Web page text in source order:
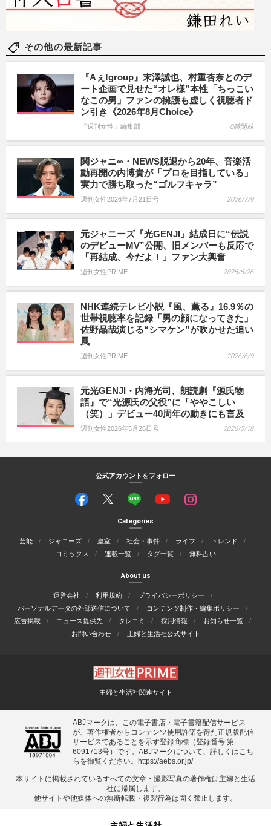
その他の最新記事
『Aぇ!group』末澤誠也、村重杏奈とのデ
ート企画で見せた“オレ様”本性「ちっこい
なこの男」ファンの擁護も虚しく視聴者ド
ン引き《2026年8月Choice》
『週刊女性』編集部 0時間前
関ジャニ∞・NEWS脱退から20年、音楽活
動再開の内博貴が「プロを目指している」
実力で勝ち取った“ゴルフキャラ”
週刊女性2026年7月21日号 2026/7/9
元ジャニーズ『光GENJI』結成日に“伝説
のデビューMV”公開、旧メンバーも反応で
「再結成、今だよ！」ファン大興奮
週刊女性PRIME 2026/6/26
NHK連続テレビ小説『風、薫る』16.9％の
世帯視聴率を記録「男の顔になってきた」
佐野晶哉演じる“シマケン”が吹かせた追い
風
週刊女性PRIME 2026/6/9
元光GENJI・内海光司、朗読劇『源氏物
語』で“光源氏の父役”に「ややこしい
（笑）」デビュー40周年の動きにも言及
週刊女性2026年5月26日号 2026/5/18
公式アカウントをフォロー
Categories
芸能 ジャニーズ 皇室 社会・事件 ライフ
トレンド
コミックス
連載一覧 タグ一覧 無料占い
About us
運営会社 利用規約
プライバシーポリシー
パーソナルデータの外部送信について
コンテンツ制作・編集ポリシー
広告掲載
ニュース提供先 タレコミ 採用情報
お知らせ一覧
お問い合わせ
主婦と生活社公式サイト
主婦と生活社関連サイト
ABJマークは、この電子書店・電子書籍配信サービス
が、著作権者からコンテンツ使用許諾を得た正規版配信
サービスであることを示す登録商標（登録番号 第
6091713号）です。ABJマークについて、詳しくはこち
らを御覧ください。
https://aebs.or.jp/
本サイトに掲載されているすべての⽂章・撮影写真の著作権は主婦と⽣活
社に帰属します。
他サイトや他媒体への無断転載・複製⾏為は固く禁⽌します。